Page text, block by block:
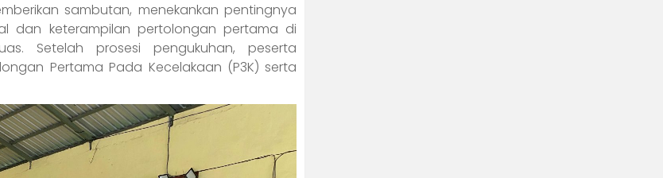
sambutan, menekankan pentingnya
dan keterampilan pertolongan pertama di
Setelah prosesi pengukuhan, peserta
Pertama Pada Kecelakaan (P3K) serta